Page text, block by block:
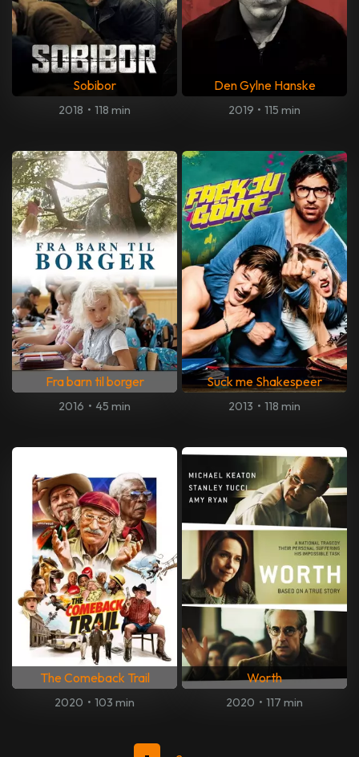
Sobibor
2018 • 118 min
Den Gylne Hanske
2019 • 115 min
Fra barn til borger
2016 • 45 min
Suck me Shakespeer
2013 • 118 min
The Comeback Trail
2020 • 103 min
Worth
2020 • 117 min